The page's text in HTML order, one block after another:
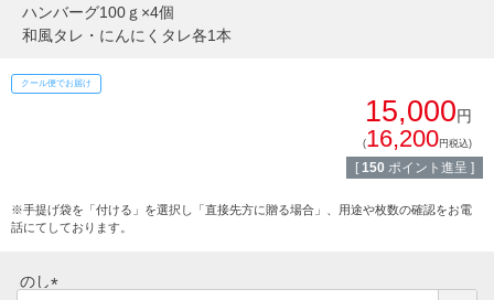
マイページ
しゃぶしゃぶ
みそ漬け
ハンバーグ100ｇ×4個
和風タレ・にんにくタレ各1本
クール便でお届け
15,000円
(16,200円税込)
[ 150 ポイント進呈 ]
※手提げ袋を「付ける」を選択し「直接先方に贈る場合」、用途や枚数の確認をお電
話にてしております。
のし